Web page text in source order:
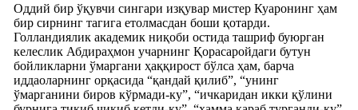
Оддий бир ўқувчи сингари изқувар мистер Куаронинг ҳам
бир сирнинг тагига етолмасдан боши қотарди.
Голландиялик академик ниқоби остида ташриф буюрган
келеслик Абдираҳмон учарнинг Қорасаройдаги бутун
бойликларни ўмаргани ҳаққирост бўлса ҳам, барча
иддаоларнинг орқасида “қандай қилиб”, “унинг
ўмарганини биров кўрмади-ку”, “ичкаридан икки қўлини